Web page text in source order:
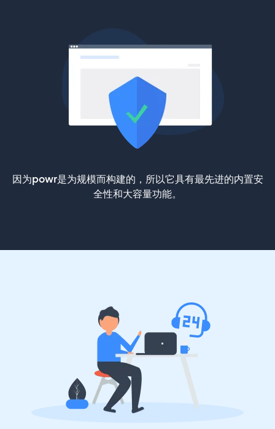
因为powr是为规模而构建的，所以它具有最先进的内置安
全性和大容量功能。